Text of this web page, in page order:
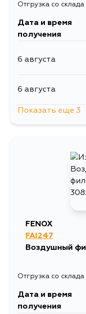
Отгрузка со
Дата и время
получения
6 августа
6 августа
Показать еще 3
FENOX
FAI247
Воздушный
Отгрузка со
Дата и время
получения